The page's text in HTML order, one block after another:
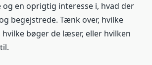
en oprigtig interesse i, hvad der
begejstrede. Tænk over, hvilke
hvilke bøger de læser, eller hvilken